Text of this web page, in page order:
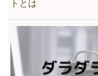
トとは